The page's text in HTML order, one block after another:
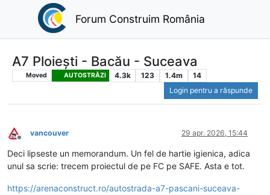
Forum Construim România
A7 Ploiești - Bacău - Suceava
Moved AUTOSTRĂZI 4.3k 123 1.4m
14
Login pentru a răspunde
Deconectat
vancouver 29 apr. 2026, 15:44
Deci lipseste un memorandum. Un fel de hartie igienica, adica
unul sa scrie: trecem proiectul de pe FC pe SAFE. Asta e tot.
https://arenaconstruct.ro/autostrada-a7-pascani-suceava-